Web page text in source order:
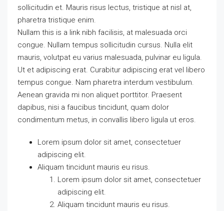
sollicitudin et. Mauris risus lectus, tristique at nisl at,
pharetra tristique enim.
Nullam this is a link nibh facilisis, at malesuada orci
congue. Nullam tempus sollicitudin cursus. Nulla elit
mauris, volutpat eu varius malesuada, pulvinar eu ligula.
Ut et adipiscing erat. Curabitur adipiscing erat vel libero
tempus congue. Nam pharetra interdum vestibulum.
Aenean gravida mi non aliquet porttitor. Praesent
dapibus, nisi a faucibus tincidunt, quam dolor
condimentum metus, in convallis libero ligula ut eros.
Lorem ipsum dolor sit amet, consectetuer
adipiscing elit.
Aliquam tincidunt mauris eu risus.
Lorem ipsum dolor sit amet, consectetuer
adipiscing elit.
Aliquam tincidunt mauris eu risus.